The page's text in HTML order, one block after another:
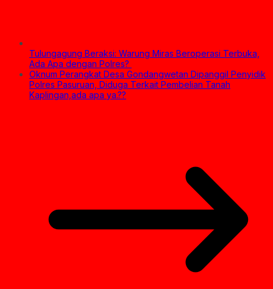
Tulungagung Beraksi: Warung Miras Beroperasi Terbuka,
Ada Apa dengan Polres? ‎
Oknum Perangkat Desa Gondangwetan Dipanggil Penyidik
Polres Pasuruan, Diduga Terkait Pembelian Tanah
Kaplingan,ada apa ya.??